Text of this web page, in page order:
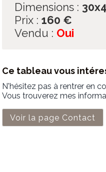
Dimensions :
Prix : 160 €
Vendu : Oui
Ce tableau vous
N'hésitez pas à rentrer en
Vous trouverez mes
Voir la page Contact